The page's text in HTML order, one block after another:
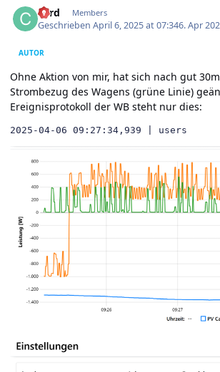
cord Members
GeschriebenApril 6, 2025 at 07:346. Apr
AUTOR
Ohne Aktion von mir, hat sich nach gut
Strombezug des Wagens (grüne Linie)
Ereignisprotokoll der WB steht nur dies:
2025-04-06 09:27:34,939 | users